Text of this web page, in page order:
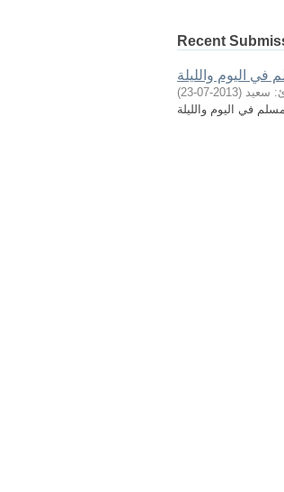
Recent
في اليوم والليلة
سعيد (
2013-07-23
)
في اليوم والليلة